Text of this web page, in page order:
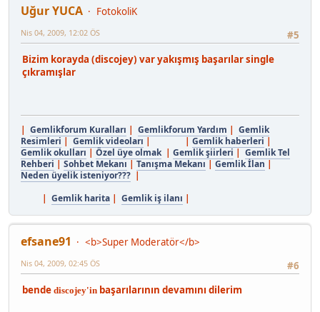
Uğur YUCA
FotokoliK
#5
Nis 04, 2009, 12:02 ÖS
Bizim korayda (discojey) var yakışmış başarılar single
çıkramışlar
| Gemlikforum Kuralları | Gemlikforum Yardım | Gemlik
Resimleri | Gemlik videoları | | Gemlik haberleri |
Gemlik okulları | Özel üye olmak| Gemlik şiirleri | Gemlik Tel
Rehberi | Sohbet Mekanı | Tanışma Mekanı | Gemlik İlan |
Neden üyelik isteniyor??? |
| Gemlik harita | Gemlik iş ilanı |
efsane91
<b>Super Moderatör</b>
#6
Nis 04, 2009, 02:45 ÖS
bende discojey'in başarılarının devamını dilerim